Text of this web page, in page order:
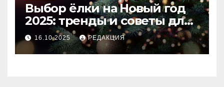
Выбор ёлки на Новый год
2025: тренды и советы для
идеального праздника
16.10.2025 РЕДАКЦИЯ